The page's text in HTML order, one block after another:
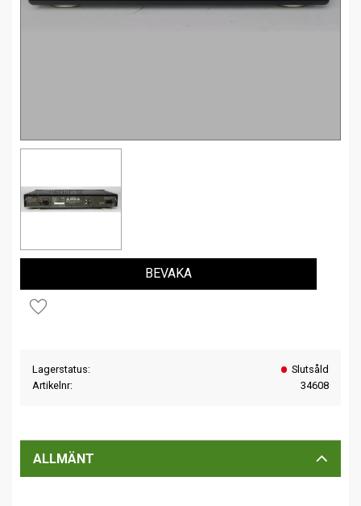
Lägg till i favoriter
BEVAKA
Lagerstatus
Slutsåld
Artikelnr
34608
ALLMÄNT